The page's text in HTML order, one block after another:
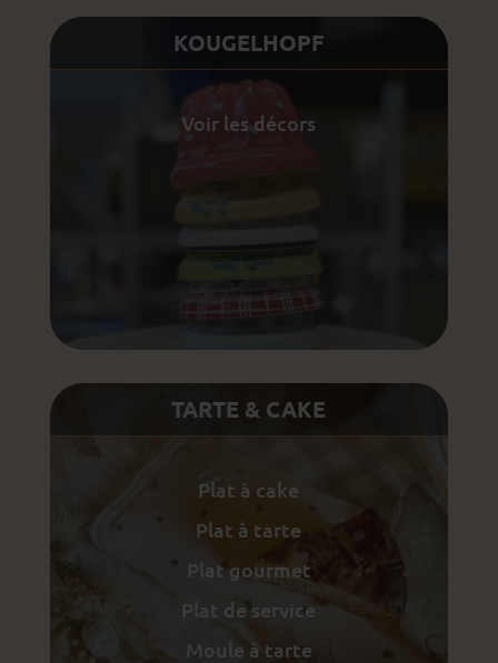
KOUGELHOPF
Voir les décors
TARTE & CAKE
Plat à cake
Plat à tarte
Plat gourmet
Plat de service
Moule à tarte